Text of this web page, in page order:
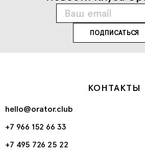
КОНТАКТЫ
hello@orator.club
+7 966 152 66 33
+7 495 726 25 22